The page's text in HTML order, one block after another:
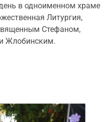
в одноименном храме
Литургия,
Стефаном,
Жлобинским.